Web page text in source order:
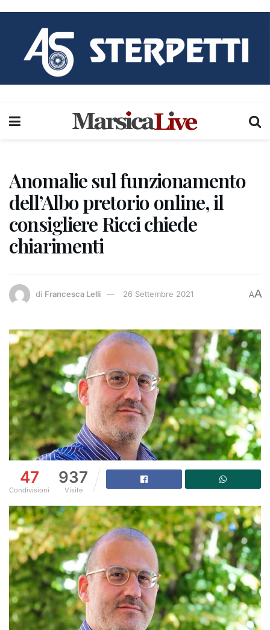
Anomalie sul funzionamento
dell’Albo pretorio online, il
consigliere Ricci chiede
chiarimenti
di Francesca Lelli 26 Settembre 2021 AA
47
Condivisioni
937
Visite